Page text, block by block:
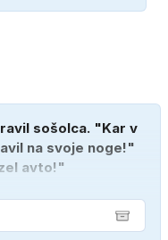
sošolca. "Kar v
na svoje noge!"
avto!"